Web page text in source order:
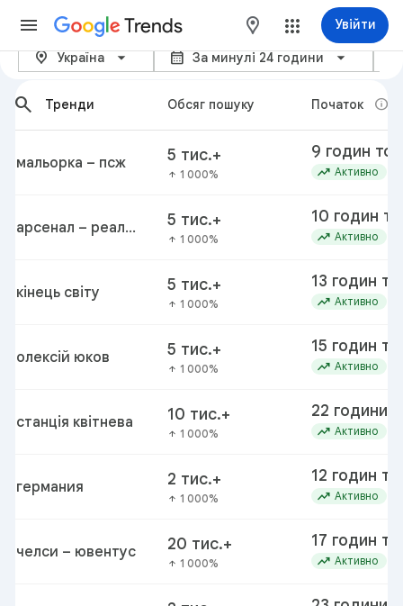
Trends maps Увійти
Популярне зараз – Google
location_on Україна calendar_month За минулі 24 години
arrow_back_ios_new
search
Тренди Обсяг пошуку Початок info
мальорка – псж 5 тис.+
arrow_upward 1 000%
9 годин
trending_up Активно
арсенал – реал
5 тис.+
arrow_upward 1 000%
10 годин
trending_up Активно
кінець світу 5 тис.+
arrow_upward 1 000%
13 годин
trending_up Активно
олексій юков 5 тис.+
arrow_upward 1 000%
15 годин
trending_up Активно
станція квітнева 10 тис.+
arrow_upward 1 000%
22 години
trending_up Активно
германия 2 тис.+
arrow_upward 1 000%
12 годин
trending_up Активно
челси – ювентус 20 тис.+
arrow_upward 1 000%
17 годин
trending_up Активно